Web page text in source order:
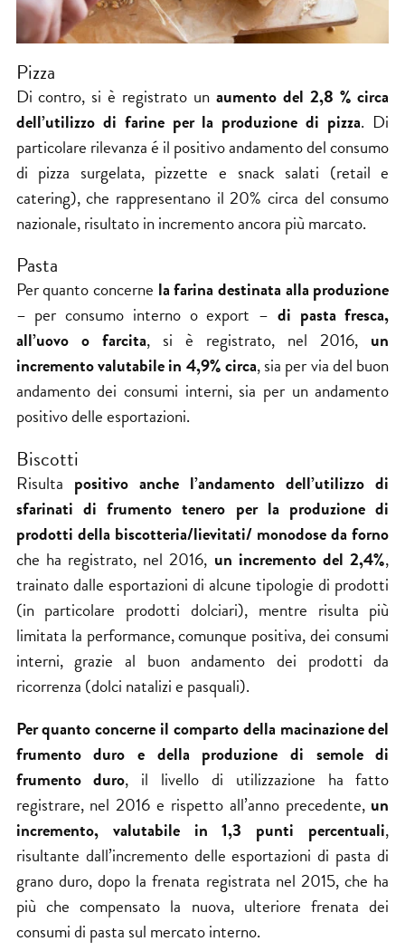
Pizza
Di contro, si è registrato un aumento del 2,8 % circa
dell’utilizzo di farine per la produzione di pizza. Di
particolare rilevanza é il positivo andamento del consumo
di pizza surgelata, pizzette e snack salati (retail e
catering), che rappresentano il 20% circa del consumo
nazionale, risultato in incremento ancora più marcato.
Pasta
Per quanto concerne la farina destinata alla produzione
– per consumo interno o export – di pasta fresca,
all’uovo o farcita, si è registrato, nel 2016, un
incremento valutabile in 4,9% circa, sia per via del buon
andamento dei consumi interni, sia per un andamento
positivo delle esportazioni.
Biscotti
Risulta positivo anche l’andamento dell’utilizzo di
sfarinati di frumento tenero per la produzione di
prodotti della biscotteria/lievitati/ monodose da forno
che ha registrato, nel 2016, un incremento del 2,4%,
trainato dalle esportazioni di alcune tipologie di prodotti
(in particolare prodotti dolciari), mentre risulta più
limitata la performance, comunque positiva, dei consumi
interni, grazie al buon andamento dei prodotti da
ricorrenza (dolci natalizi e pasquali).
Per quanto concerne il comparto della macinazione del
frumento duro e della produzione di semole di
frumento duro, il livello di utilizzazione ha fatto
registrare, nel 2016 e rispetto all’anno precedente, un
incremento, valutabile in 1,3 punti percentuali,
risultante dall’incremento delle esportazioni di pasta di
grano duro, dopo la frenata registrata nel 2015, che ha
più che compensato la nuova, ulteriore frenata dei
consumi di pasta sul mercato interno.